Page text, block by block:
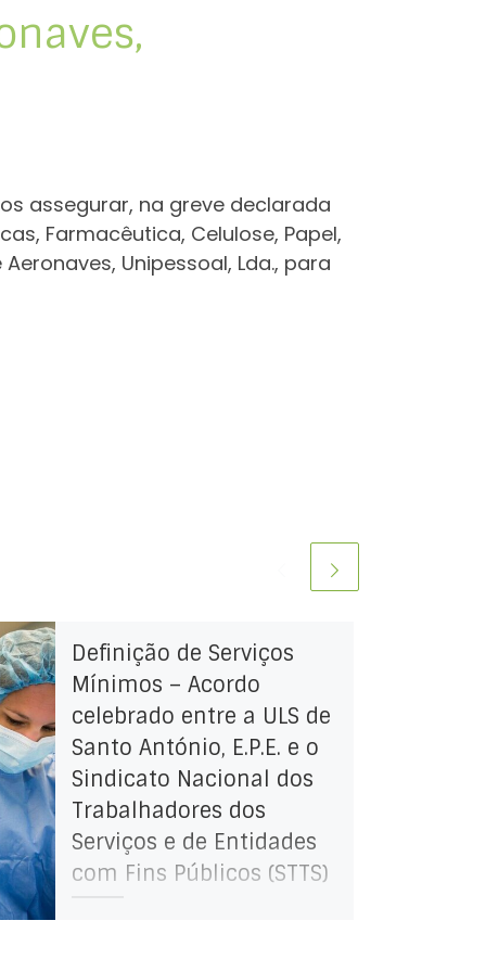
assegurar, na greve declarada
Farmacêutica, Celulose, Papel,
Unipessoal, Lda., para
Definição de Serviços
Mínimos – Acordo
celebrado entre a ULS de
Santo António, E.P.E. e o
Sindicato Nacional dos
Trabalhadores dos
Serviços e de Entidades
com Fins Públicos (STTS)